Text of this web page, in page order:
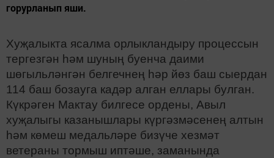
горурланып яши.
Хуҗалыкта ясалма орлыкландыру процессын
тергезгән һәм шуның буенча даими
шөгыльләнгән белгечнең һәр йөз баш сыердан
114 баш бозауга кадәр алган еллары булган.
Күкрәген Мактау билгесе ордены, Авыл
хуҗалыгы казанышлары күргәзмәсенең алтын
һәм көмеш медальләре бизүче хезмәт
ветераны тормыш иптәше, заманында